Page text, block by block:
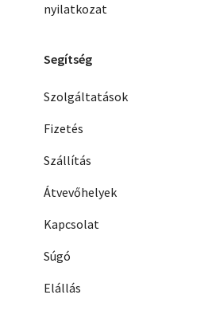
nyilatkozat
Segítség
Szolgáltatások
Fizetés
Szállítás
Átvevőhelyek
Kapcsolat
Súgó
Elállás